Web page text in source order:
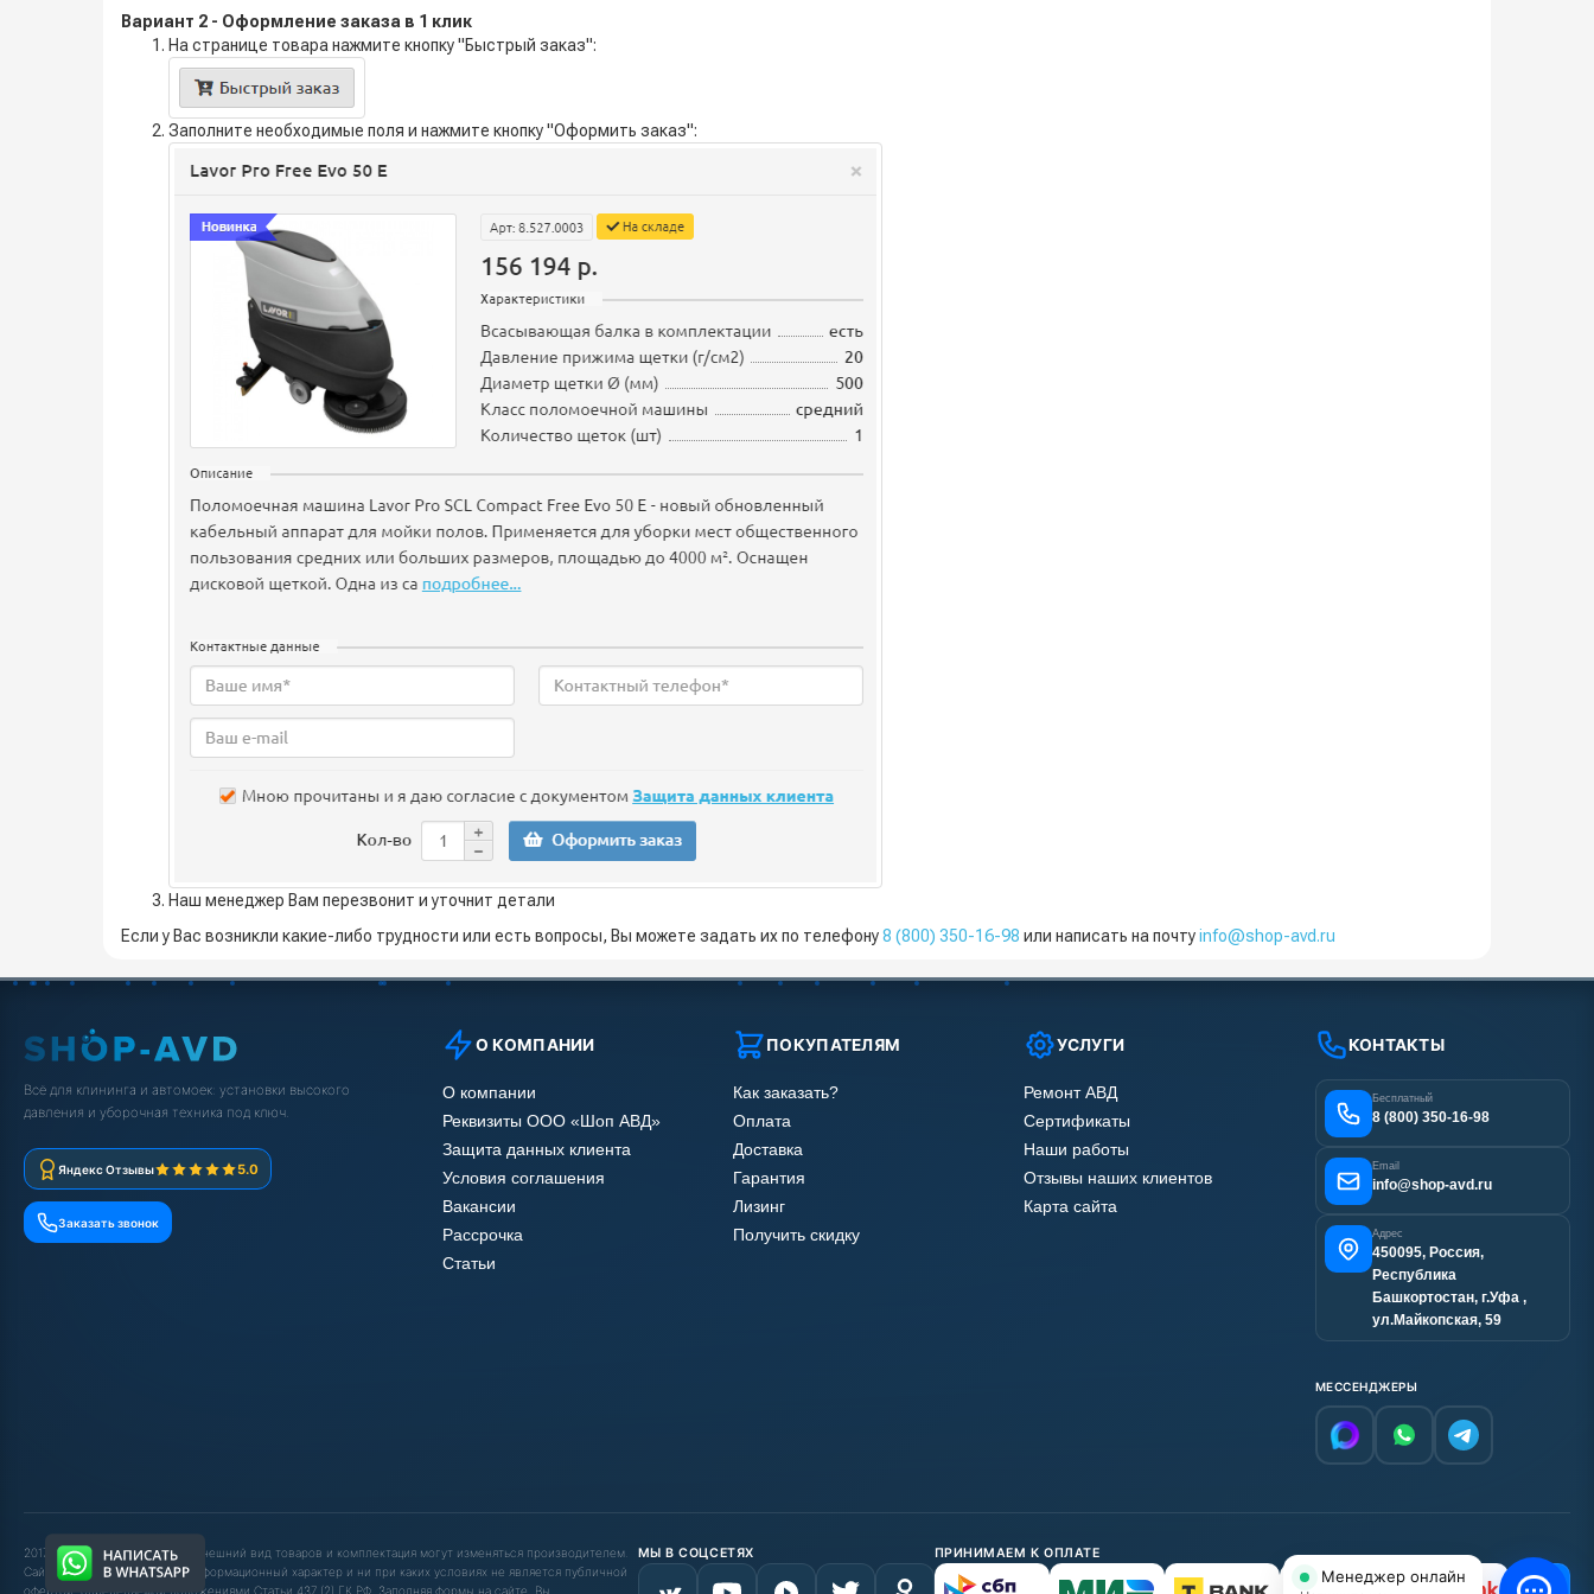
Вариант 2 - Оформление заказа в 1 клик
На странице товара нажмите кнопку "Быстрый заказ":
Заполните необходимые поля и нажмите кнопку "Оформить заказ":
Наш менеджер Вам перезвонит и уточнит детали
Если у Вас возникли какие-либо трудности или есть вопросы, Вы можете задать их по телефону8 (800) 350-16-98 или написать на почтуinfo@shop-avd.ru
Всё для клининга и автомоек: установки высокого
давления и уборочная техника под ключ.
Яндекс Отзывы 5.0
Заказать звонок
О КОМПАНИИ
О компании
Реквизиты ООО «Шоп АВД»
Защита данных клиента
Условия соглашения
Вакансии
Рассрочка
Статьи
ПОКУПАТЕЛЯМ
Как заказать?
Оплата
Доставка
Гарантия
Лизинг
Получить скидку
УСЛУГИ
Ремонт АВД
Сертификаты
Наши работы
Отзывы наших клиентов
Карта сайта
КОНТАКТЫ
Бесплатный
8 (800) 350-16-98
Email
info@shop-avd.ru
Адрес
450095, Россия,
Республика
Башкортостан, г.Уфа ,
ул.Майкопская, 59
МЕССЕНДЖЕРЫ
2017-2025 © ООО "ШОП АВД". Внешний вид товаров и комплектация могут изменяться производителем.
Сайт носит исключительно информационный характер и ни при каких условиях не является публичной
офертой, определяемой положениями Статьи 437 (2) ГК РФ. Заполняя формы на сайте, Вы
МЫ В СОЦСЕТЯХ ПРИНИМАЕМ К ОПЛАТЕ
Менеджер онлайн